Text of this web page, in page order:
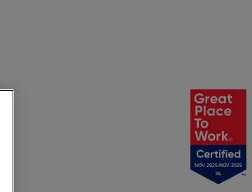
NOV 2025-NOV 2026
NL